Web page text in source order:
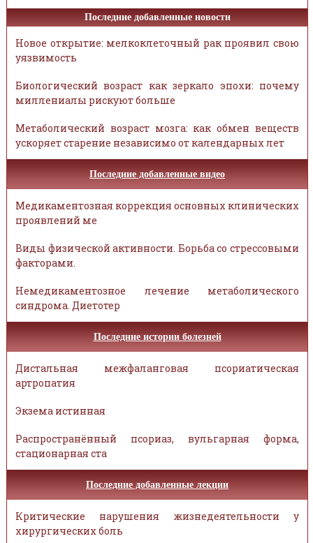
Последние добавленные новости
Новое открытие: мелкоклеточный рак проявил свою
уязвимость
Биологический возраст как зеркало эпохи: почему
миллениалы рискуют больше
Метаболический возраст мозга: как обмен веществ
ускоряет старение независимо от календарных лет
Последние добавленные видео
Медикаментозная коррекция основных клинических
проявлений ме
Виды физической активности. Борьба со стрессовыми
факторами.
Немедикаментозное лечение метаболического
синдрома. Диетотер
Последние истории болезней
Дистальная межфаланговая псориатическая
артропатия
Экзема истинная
Распространённый псориаз, вульгарная форма,
стационарная ста
Последние добавленные лекции
Критические нарушения жизнедеятельности у
хирургических боль